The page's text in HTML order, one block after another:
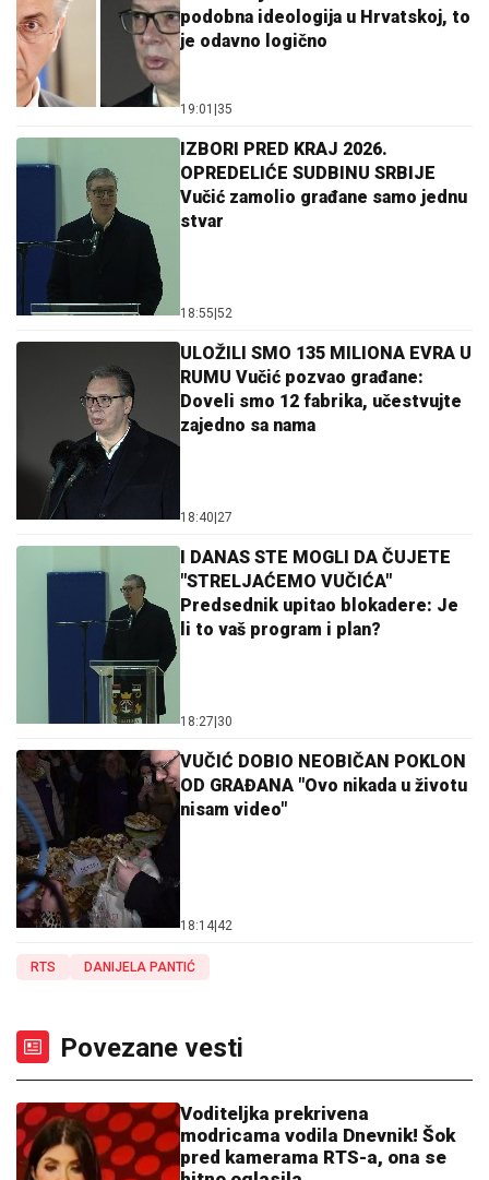
podobna ideologija u Hrvatskoj, to
je odavno logično
19:01 |35
IZBORI PRED KRAJ 2026.
OPREDELIĆE SUDBINU SRBIJE
Vučić zamolio građane samo jednu
stvar
18:55|52
ULOŽILI SMO 135 MILIONA EVRA U
RUMU Vučić pozvao građane:
Doveli smo 12 fabrika, učestvujte
zajedno sa nama
18:40|27
I DANAS STE MOGLI DA ČUJETE
"STRELJAĆEMO VUČIĆA"
Predsednik upitao blokadere: Je
li to vaš program i plan?
18:27|30
VUČIĆ DOBIO NEOBIČAN POKLON
OD GRAĐANA "Ovo nikada u životu
nisam video"
18:14|42
RTS DANIJELA PANTIĆ
Povezane vesti
Voditeljka prekrivena
modricama vodila Dnevnik! Šok
pred kamerama RTS-a, ona se